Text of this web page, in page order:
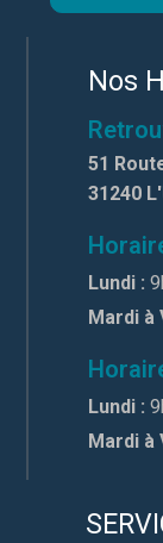
Nos
51
31240
Lundi :
Mardi à
Lundi :
Mardi à